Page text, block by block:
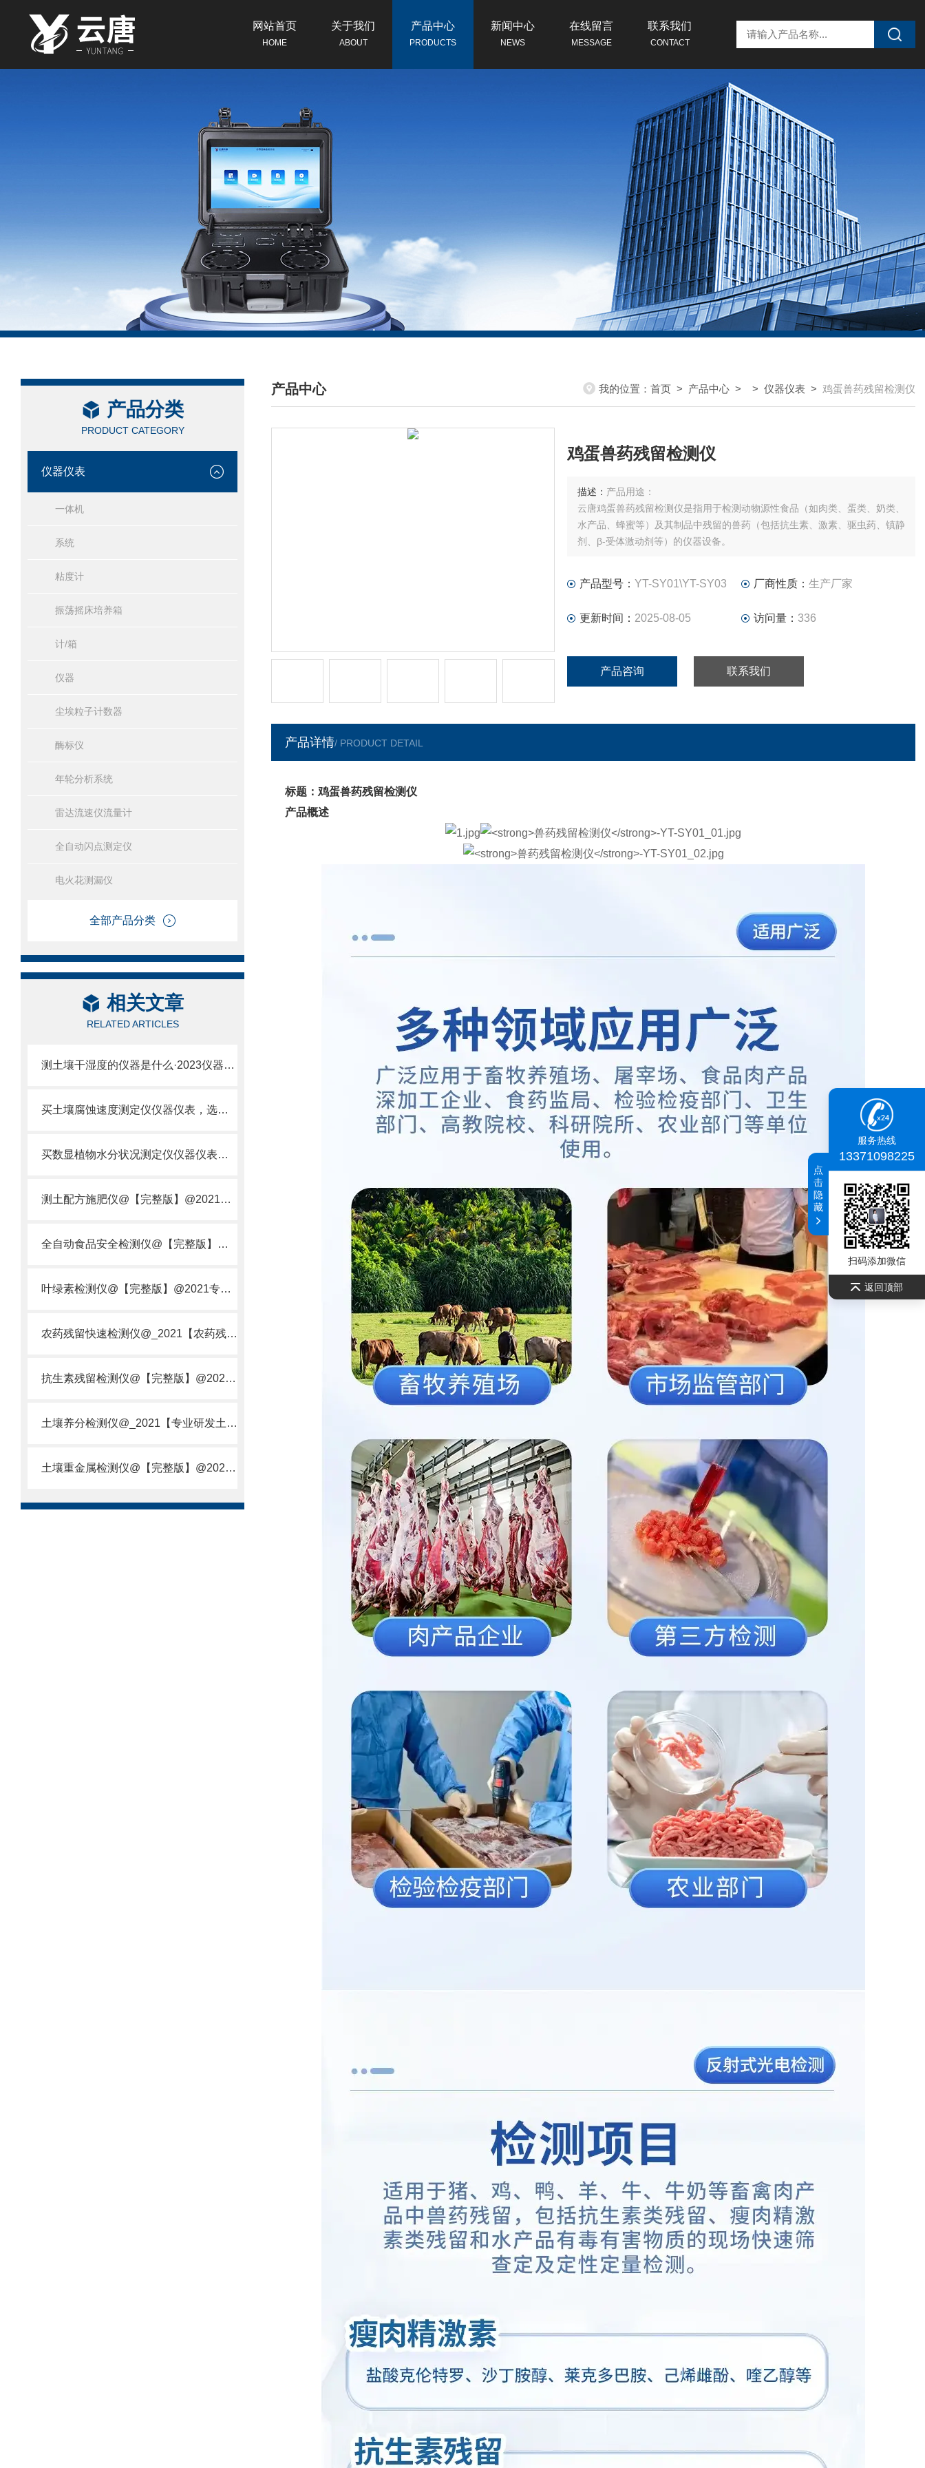
网站首页
HOME
关于我们
ABOUT
产品中心
PRODUCTS
新闻中心
NEWS
在线留言
MESSAGE
联系我们
CONTACT
产品分类
PRODUCT CATEGORY
仪器仪表
一体机
系统
粘度计
振荡摇床培养箱
计/箱
仪器
尘埃粒子计数器
酶标仪
年轮分析系统
雷达流速仪流量计
全自动闪点测定仪
电火花测漏仪
全部产品分类
相关文章
RELATED ARTICLES
测土壤干湿度的仪器是什么·2023仪器仪表·云唐土壤干湿度检测仪器设备
买土壤腐蚀速度测定仪仪器仪表，选【云唐新款】土壤腐蚀速度测定仪
买数显植物水分状况测定仪仪器仪表，就来山东云唐精品货源
测土配方施肥仪@【完整版】@2021专业测土配方施肥仪器仪表
全自动食品安全检测仪@【完整版】@2021专业全自动食品检测仪器仪表
叶绿素检测仪@【完整版】@2021专业叶绿素检测仪器仪表
农药残留快速检测仪@_2021【农药残留检测仪器仪表DE原理】
抗生素残留检测仪@【完整版】@2021专业抗生素残留检测仪器仪表
土壤养分检测仪@_2021【专业研发土壤养分快速检测仪器仪表厂】
土壤重金属检测仪@【完整版】@2021专业土壤重金属快速检测仪器仪表
产品中心
/ PRODUCTS CENTER
我的位置： 首页 > 产品中心 > > 仪器仪表 > 鸡蛋兽药残留检测仪
鸡蛋兽药残留检测仪
描述： 产品用途：
云唐鸡蛋兽药残留检测仪是指用于检测动物源性食品（如肉类、蛋类、奶类、
水产品、蜂蜜等）及其制品中残留的兽药（包括抗生素、激素、驱虫药、镇静
剂、β-受体激动剂等）的仪器设备。
产品型号： YT-SY01\YT-SY03 厂商性质： 生产厂家
更新时间： 2025-08-05 访问量： 336
产品咨询 联系我们
产品详情/ PRODUCT DETAIL
标题：鸡蛋兽药残留检测仪
产品概述
服务热线
13371098225
扫码添加微信
返回顶部
点
击
隐
藏